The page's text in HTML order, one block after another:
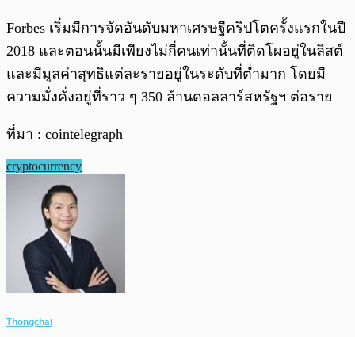
Forbes เริ่มมีการจัดอันดับมหาเศรษฐีคริปโตครั้งแรกในปี
2018 และตอนนั้นมีเพียงไม่กี่คนเท่านั้นที่ติดโผอยู่ในลิสต์
และมีมูลค่าสุทธิแต่ละรายอยู่ในระดับที่ต่ำมาก โดยมี
ความมั่งคั่งอยู่ที่ราว ๆ 350 ล้านดอลลาร์สหรัฐฯ ต่อราย
ที่มา : cointelegraph
cryptocurrency
Thongchai